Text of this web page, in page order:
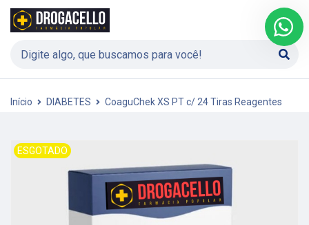
Início DIABETES CoaguChek XS PT c/ 24 Tiras Reagentes
ESGOTADO